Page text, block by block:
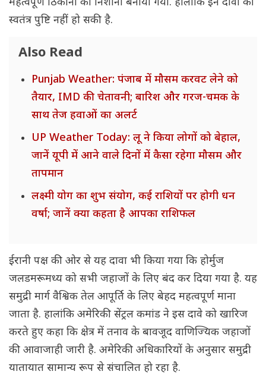
महत्वपूर्ण ठिकानों को निशाना बनाया गया. हालांकि इन दावों की
स्वतंत्र पुष्टि नहीं हो सकी है.
Also Read
Punjab Weather: पंजाब में मौसम करवट लेने को
तैयार, IMD की चेतावनी; बारिश और गरज-चमक के
साथ तेज हवाओं का अलर्ट
UP Weather Today: लू ने किया लोगों को बेहाल,
जानें यूपी में आने वाले दिनों में कैसा रहेगा मौसम और
तापमान
लक्ष्मी योग का शुभ संयोग, कई राशियों पर होगी धन
वर्षा; जानें क्या कहता है आपका राशिफल
ईरानी पक्ष की ओर से यह दावा भी किया गया कि होर्मुज
जलडमरूमध्य को सभी जहाजों के लिए बंद कर दिया गया है. यह
समुद्री मार्ग वैश्विक तेल आपूर्ति के लिए बेहद महत्वपूर्ण माना
जाता है. हालांकि अमेरिकी सेंट्रल कमांड ने इस दावे को खारिज
करते हुए कहा कि क्षेत्र में तनाव के बावजूद वाणिज्यिक जहाजों
की आवाजाही जारी है. अमेरिकी अधिकारियों के अनुसार समुद्री
यातायात सामान्य रूप से संचालित हो रहा है.